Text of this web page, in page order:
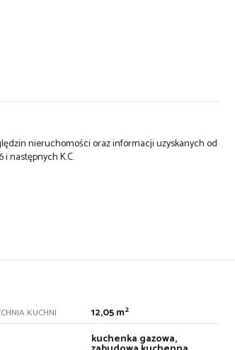
nieruchomości oraz informacji uzyskanych od
i następnych K.C.
KUCHNI 12,05 m2
kuchenka gazowa,